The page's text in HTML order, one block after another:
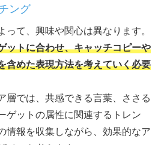
ング
て、興味や関心は異なります。
ットに合わせ、キャッチコピーや
含めた表現方法を考えていく必要
層では、共感できる言葉、ささる
ゲットの属性に関連するトレン
情報を収集しながら、効果的なア